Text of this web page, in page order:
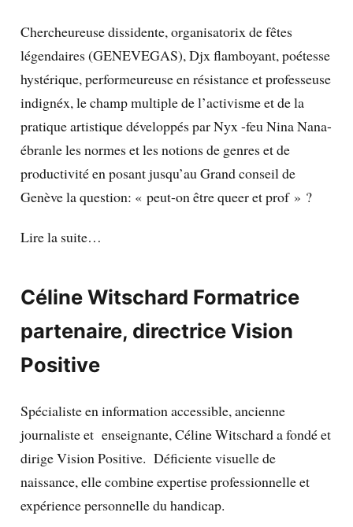
Chercheureuse dissidente, organisatorix de fêtes
légendaires (GENEVEGAS), Djx flamboyant, poétesse
hystérique, performeureuse en résistance et professeuse
indignéx, le champ multiple de l’activisme et de la
pratique artistique développés par Nyx -feu Nina Nana-
ébranle les normes et les notions de genres et de
productivité en posant jusqu’au Grand conseil de
Genève la question: « peut-on être queer et prof » ?
Lire la suite…
Céline Witschard Formatrice
partenaire, directrice Vision
Positive
Spécialiste en information accessible, ancienne
journaliste et enseignante, Céline Witschard a fondé et
dirige Vision Positive. Déficiente visuelle de
naissance, elle combine expertise professionnelle et
expérience personnelle du handicap.